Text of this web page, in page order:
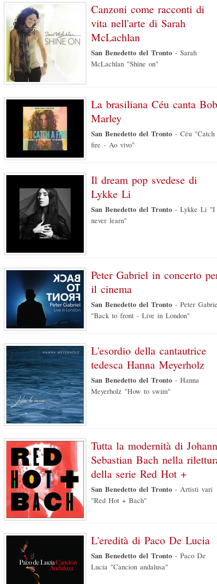
Canzoni come racconti di
vita nell'arte di Sarah
McLachlan
San Benedetto del Tronto - Sarah
McLachlan "Shine on"
La brasiliana Céu canta Bob
Marley
San Benedetto del Tronto - Céu "Catch
fire - Ao vivo"
Il dream pop svedese di
Lykke Li
San Benedetto del Tronto - Lykke Li "I
never learn"
Peter Gabriel in concerto
il cinema
San Benedetto del Tronto - Peter
"Back to front - Live in London"
L'esordio della cantautrice
tedesca Hanna Meyerholz
San Benedetto del Tronto - Hanna
Meyerholz "How to swim"
Tutta la modernità di Johann
Sebastian Bach nella
della serie Red Hot +
San Benedetto del Tronto - Artisti vari
"Red Hot + Bach"
L'eredità di Paco De Lucia
San Benedetto del Tronto - Paco De
Lucia "Cancion andalusa"